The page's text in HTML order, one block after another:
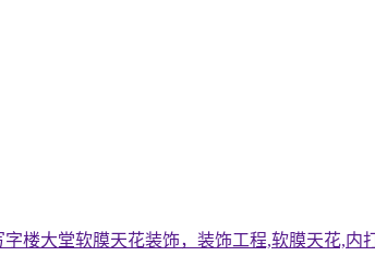
字楼大堂软膜天花装饰，装饰工程,软膜天花,内